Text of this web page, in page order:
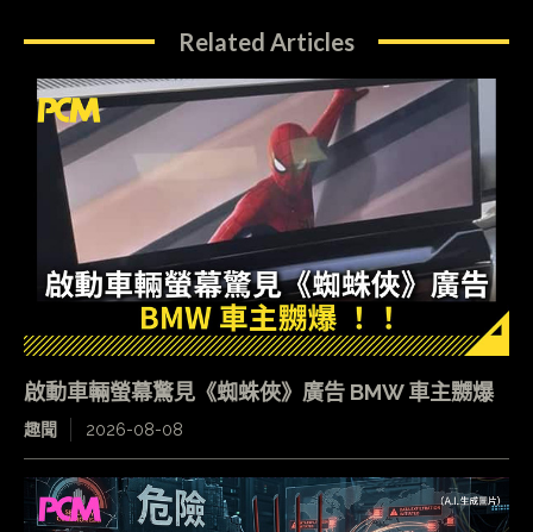
Related Articles
啟動車輛螢幕驚見《蜘蛛俠》廣告 BMW 車主嬲爆
趣聞 2026-08-08